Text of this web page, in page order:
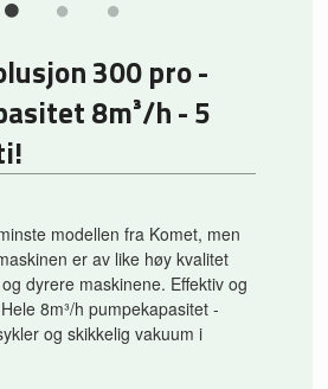
300 pro -
8m³/h - 5
modellen fra Komet, men
er av like høy kvalitet
dyrere maskinene. Effektiv og
8m³/h pumpekapasitet -
og skikkelig vakuum i